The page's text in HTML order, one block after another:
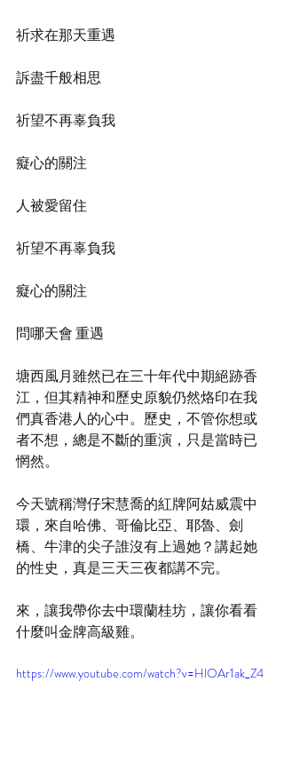
祈求在那天重遇
訴盡千般相思
祈望不再辜負我
癡心的關注
人被愛留住
祈望不再辜負我
癡心的關注
問哪天會 重遇
塘西風月雖然已在三十年代中期絕跡香
江，但其精神和歷史原貌仍然烙印在我
們真香港人的心中。歷史，不管你想或
者不想，總是不斷的重演，只是當時已
惘然。
今天號稱灣仔宋慧喬的紅牌阿姑威震中
環，來自哈佛、哥倫比亞、耶魯、劍
橋、牛津的尖子誰沒有上過她？講起她
的性史，真是三天三夜都講不完。
來，讓我帶你去中環蘭桂坊，讓你看看
什麼叫金牌高級雞。
https://www.youtube.com/watch?v=HlOAr1ak_Z4